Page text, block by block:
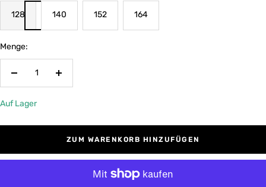
128 140 152 164
Menge:
Menge
Menge
Auf Lager
ZUM WARENKORB HINZUFÜGEN